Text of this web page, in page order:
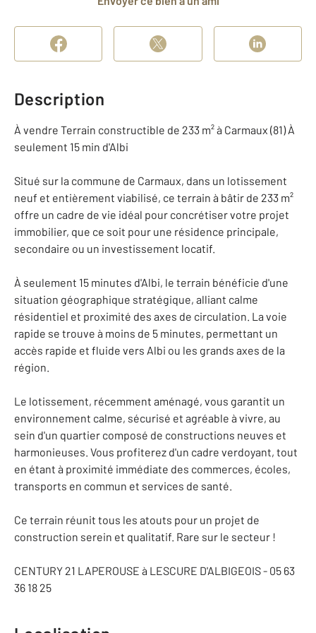
Description
À vendre Terrain constructible de 233 m² à Carmaux (81) À
seulement 15 min d'Albi
Situé sur la commune de Carmaux, dans un lotissement
neuf et entièrement viabilisé, ce terrain à bâtir de 233 m²
offre un cadre de vie idéal pour concrétiser votre projet
immobilier, que ce soit pour une résidence principale,
secondaire ou un investissement locatif.
À seulement 15 minutes d'Albi, le terrain bénéficie d'une
situation géographique stratégique, alliant calme
résidentiel et proximité des axes de circulation. La voie
rapide se trouve à moins de 5 minutes, permettant un
accès rapide et fluide vers Albi ou les grands axes de la
région.
Le lotissement, récemment aménagé, vous garantit un
environnement calme, sécurisé et agréable à vivre, au
sein d'un quartier composé de constructions neuves et
harmonieuses. Vous profiterez d'un cadre verdoyant, tout
en étant à proximité immédiate des commerces, écoles,
transports en commun et services de santé.
Ce terrain réunit tous les atouts pour un projet de
construction serein et qualitatif. Rare sur le secteur !
CENTURY 21 LAPEROUSE à LESCURE D'ALBIGEOIS - 05 63
36 18 25